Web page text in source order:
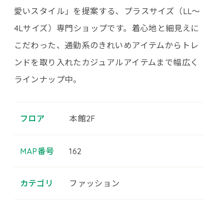
愛いスタイル」を提案する、プラスサイズ（LL～
4Lサイズ）専門ショップです。着心地と細見えに
こだわった、通勤系のきれいめアイテムからトレ
ンドを取り入れたカジュアルアイテムまで幅広く
ラインナップ中。
フロア 本館2F
MAP番号 162
カテゴリ ファッション